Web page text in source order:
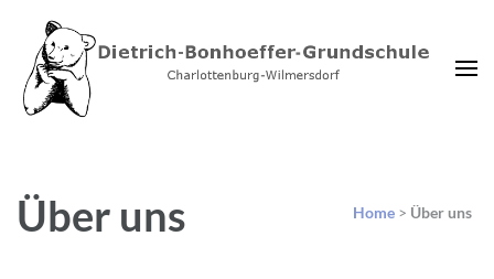
Über uns Home > Über uns